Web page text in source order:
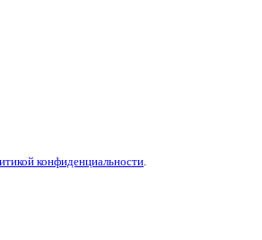
конфиденциальности.